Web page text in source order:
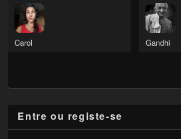
Carol Gandhi
Entre ou registe-se